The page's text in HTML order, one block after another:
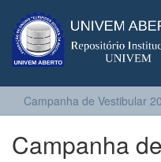
Campanha de Vestibular
Campanha